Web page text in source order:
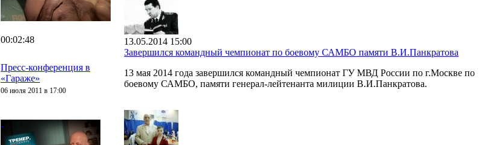
00:02:48
Пресс-конференция в
«Гараже»
06 июля 2011 в 17:00
13.05.2014 15:00
Завершился командный чемпионат по боевому САМБО памяти В.И.Панкратова
13 мая 2014 года завершился командный чемпионат ГУ МВД России по г.Москве по
боевому САМБО, памяти генерал-лейтенанта милиции В.И.Панкратова.